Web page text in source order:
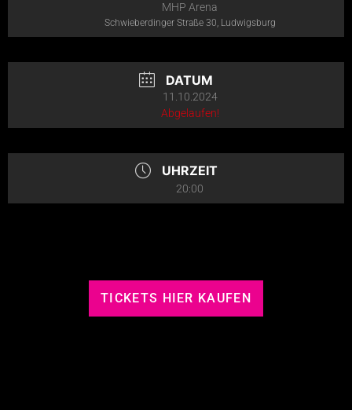
MHP Arena
Schwieberdinger Straße 30, Ludwigsburg
DATUM
11.10.2024
Abgelaufen!
UHRZEIT
20:00
TICKETS HIER KAUFEN